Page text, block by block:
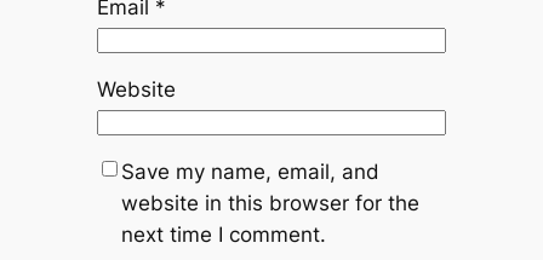
Email *
Website
Save my name, email, and
website in this browser for the
next time I comment.